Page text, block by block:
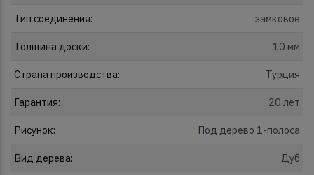
Тип соединения: замковое
Толщина доски: 10 мм
Страна производства: Турция
Гарантия: 20 лет
Рисунок: Под дерево 1-полоса
Вид дерева: Дуб